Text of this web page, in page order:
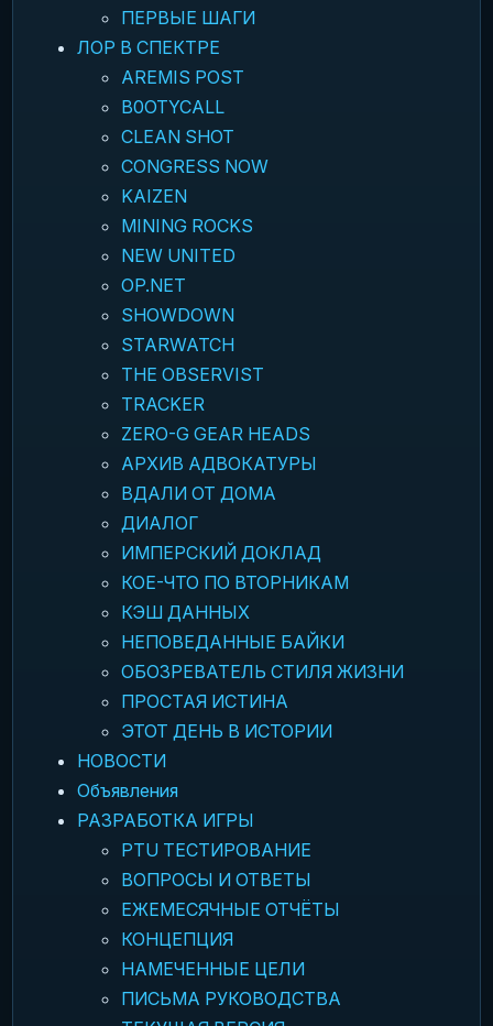
ПЕРВЫЕ ШАГИ
ЛОР В СПЕКТРЕ
AREMIS POST
B0OTYCALL
CLEAN SHOT
CONGRESS NOW
KAIZEN
MINING ROCKS
NEW UNITED
OP.NET
SHOWDOWN
STARWATCH
THE OBSERVIST
TRACKER
ZERO-G GEAR HEADS
АРХИВ АДВОКАТУРЫ
ВДАЛИ ОТ ДОМА
ДИАЛОГ
ИМПЕРСКИЙ ДОКЛАД
КОЕ-ЧТО ПО ВТОРНИКАМ
КЭШ ДАННЫХ
НЕПОВЕДАННЫЕ БАЙКИ
ОБОЗРЕВАТЕЛЬ СТИЛЯ ЖИЗНИ
ПРОСТАЯ ИСТИНА
ЭТОТ ДЕНЬ В ИСТОРИИ
НОВОСТИ
Объявления
РАЗРАБОТКА ИГРЫ
PTU ТЕСТИРОВАНИЕ
ВОПРОСЫ И ОТВЕТЫ
ЕЖЕМЕСЯЧНЫЕ ОТЧЁТЫ
КОНЦЕПЦИЯ
НАМЕЧЕННЫЕ ЦЕЛИ
ПИСЬМА РУКОВОДСТВА